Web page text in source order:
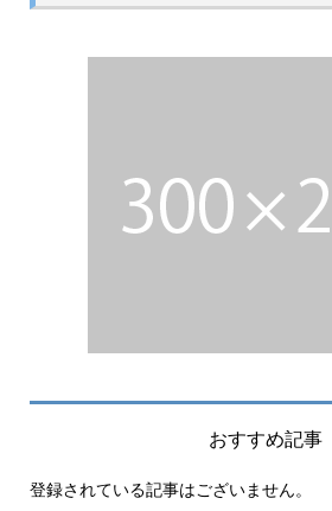
おすすめ記事
登録されている記事はございません。